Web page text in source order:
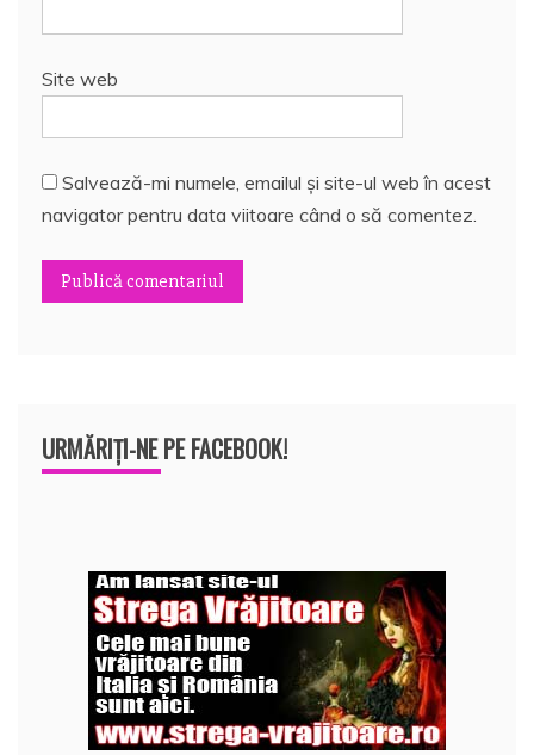
Site web
Salvează-mi numele, emailul și site-ul web în acest
navigator pentru data viitoare când o să comentez.
URMĂRIȚI-NE PE FACEBOOK!